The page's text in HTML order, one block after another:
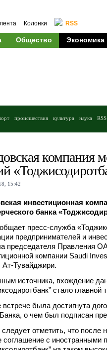
Колонки RSS
Общество Экономика
происшествия культура наука RSS
компания
15:42
инвестиционная
банка
пресс-служба
предпринимателей и
председателя Правления
компании Saudi
Тувайджири.
источника, вхождение
стало
встрече была достигнута
о чем был подписан
отметить, что после
соглашение с